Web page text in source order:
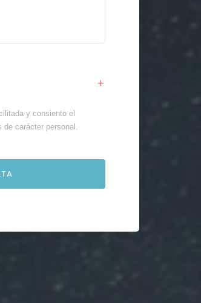
y consiento el
de carácter personal.